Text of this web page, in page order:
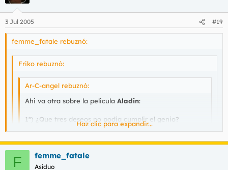
3 Jul 2005 #19
femme_fatale rebuznó:
Friko rebuznó:
Ar-C-angel rebuznó:
Ahi va otra sobre la pelicula Aladin:
1º) ¿Que tres deseos no podia cumplir el genio?
MATAR, REVIVIR Y... no puede hacer q un alguien se
2º) ¿Como se llamaba el Loro que acompañara a
Jaffar?
PUTO LORO DE MIERDA, SE ME OLVIDO SU NOMBRE
Haz clic para expandir...
Haz clic para expandir...
F femme_fatale
Asiduo